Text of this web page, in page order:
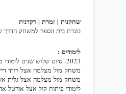
שחקנית | זמרת | רקדנית
בוגרת בית הספר למשחק הדרך
לימודים :
2023- סיום שלוש שנים לימודי מש
משחק מול מצלמה אצל רותי
משחק מול מצלמה אצל גלית
לימודי פיתוח קול אצל אורטל